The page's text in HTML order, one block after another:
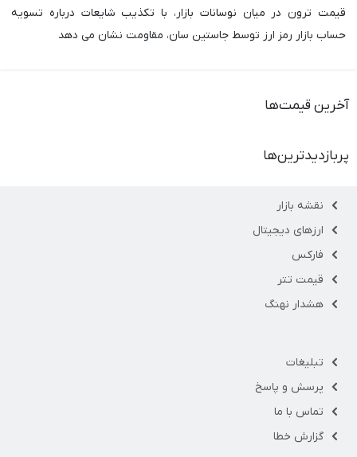
قیمت ترون در میان نوسانات بازار، با تکذیب شایعات درباره تسویه
حساب بازار رمز ارز توسط جاستین سان، مقاومت نشان می دهد
آخرین قیمت‌ها
پربازدیدترین‌ها
نقشه بازار
ارزهای دیجیتال
فارکس
قیمت تتر
هشدار نهنگ
تبلیغات
پرسش و پاسخ
تماس با ما
گزارش خطا